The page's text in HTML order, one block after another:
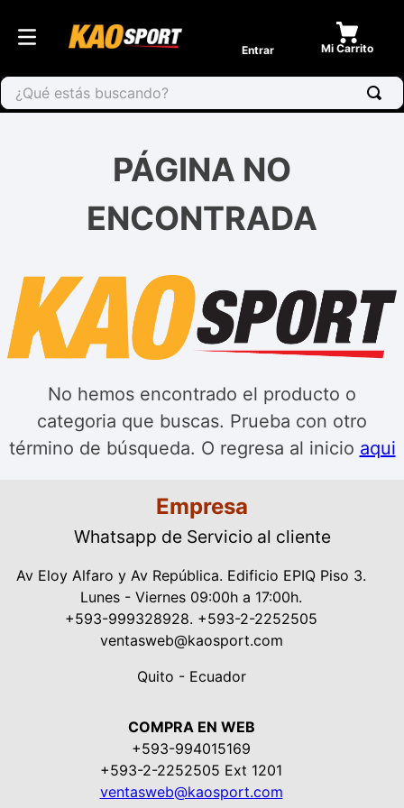
Entrar
¿Qué estás buscando?
PÁGINA NO
ENCONTRADA
No hemos encontrado el producto o
categoria que buscas. Prueba con otro
término de búsqueda. O regresa al inicio aqui
Empresa
Whatsapp de Servicio al cliente
Av Eloy Alfaro y Av República. Edificio EPIQ Piso 3.
Lunes - Viernes 09:00h a 17:00h.
+593-999328928. +593-2-2252505
ventasweb@kaosport.com
Quito - Ecuador
COMPRA EN WEB
+593-994015169
+593-2-2252505 Ext 1201
ventasweb@kaosport.com